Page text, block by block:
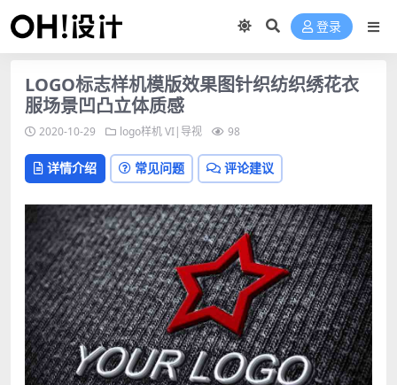
登录
LOGO标志样机模版效果图针织纺织绣花衣
服场景凹凸立体质感
2020-10-29 logo样机VI|导视 98
详情介绍 常见问题 评论建议